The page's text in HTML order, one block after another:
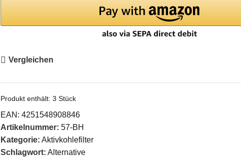
Vergleichen
Produkt enthält: 3 Stück
EAN: 4251548908846
Artikelnummer: 57-BH
Kategorie: Aktivkohlefilter
Schlagwort: Alternative